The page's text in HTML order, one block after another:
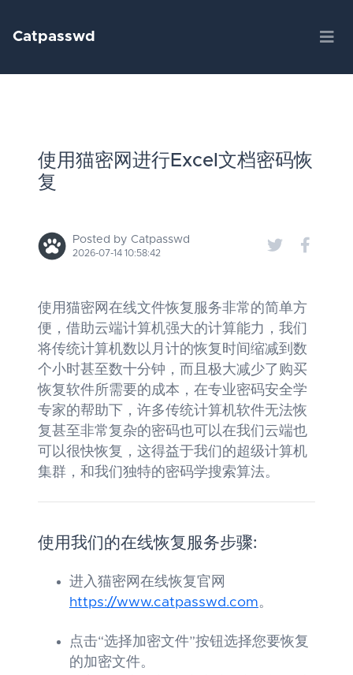
Catpasswd
使用猫密网进行Excel文档密码恢
复
Posted by Catpasswd
2026-07-14 10:58:42
使用猫密网在线文件恢复服务非常的简单方
便，借助云端计算机强大的计算能力，我们
将传统计算机数以月计的恢复时间缩减到数
个小时甚至数十分钟，而且极大减少了购买
恢复软件所需要的成本，在专业密码安全学
专家的帮助下，许多传统计算机软件无法恢
复甚至非常复杂的密码也可以在我们云端也
可以很快恢复，这得益于我们的超级计算机
集群，和我们独特的密码学搜索算法。
使用我们的在线恢复服务步骤:
进入猫密网在线恢复官网
https://www.catpasswd.com。
点击“选择加密文件”按钮选择您要恢复
的加密文件。